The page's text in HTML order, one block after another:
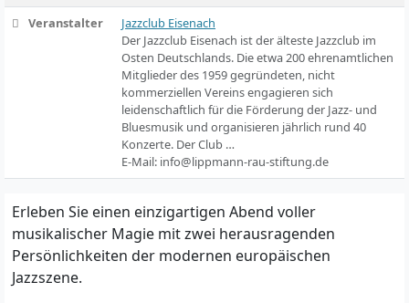
Veranstalter
Jazzclub Eisenach
Der Jazzclub Eisenach ist der älteste Jazzclub im
Osten Deutschlands. Die etwa 200 ehrenamtlichen
Mitglieder des 1959 gegründeten, nicht
kommerziellen Vereins engagieren sich
leidenschaftlich für die Förderung der Jazz- und
Bluesmusik und organisieren jährlich rund 40
Konzerte. Der Club …
E-Mail: info@lippmann-rau-stiftung.de
Erleben Sie einen einzigartigen Abend voller
musikalischer Magie mit zwei herausragenden
Persönlichkeiten der modernen europäischen
Jazzszene.